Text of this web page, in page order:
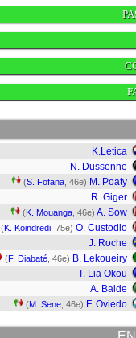
K.Letica
N. Dussenne
(S. Fofana , 46e) M. Poaty
R. Giger
(K. Mouanga , 46e) A. Sow
(K. Koindredi , 75e) O. Custodio
J. Roche
(F. Diabaté , 46e) B. Lekoueiry
T. Lia Okou
A. Balde
(M. Sene , 46e) F. Oviedo